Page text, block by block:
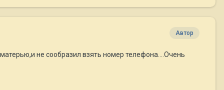
Автор
не сообразил взять номер телефона....Очень